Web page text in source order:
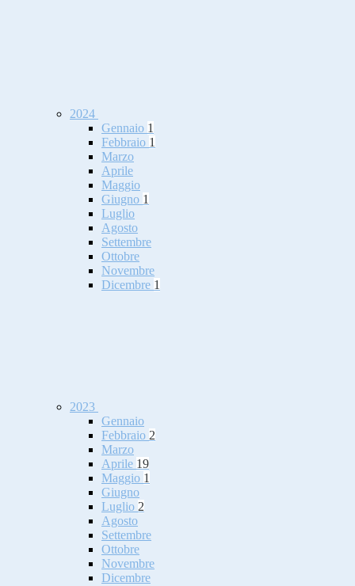
2024
Gennaio 1
Febbraio 1
Marzo
Aprile
Maggio
Giugno 1
Luglio
Agosto
Settembre
Ottobre
Novembre
Dicembre 1
2023
Gennaio
Febbraio 2
Marzo
Aprile 19
Maggio 1
Giugno
Luglio 2
Agosto
Settembre
Ottobre
Novembre
Dicembre